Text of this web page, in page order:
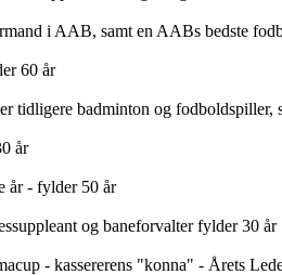
i AAB, samt en AABs bedste
60 år
tidligere badminton og
år
år - fylder 50 år
og baneforvalter fylder 30 år
- kassererens "konna" - Årets